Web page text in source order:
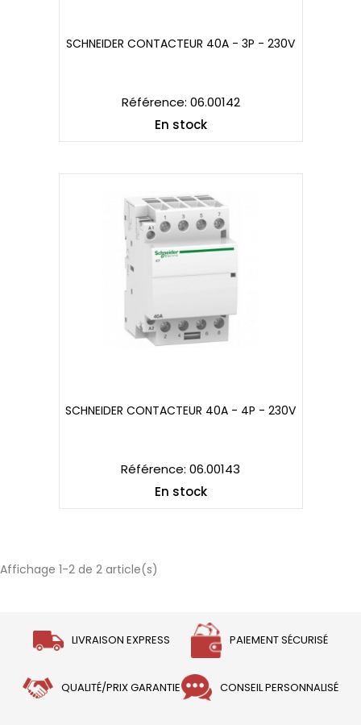
SCHNEIDER CONTACTEUR 40A - 3P - 230V
Référence: 06.00142
En stock
SCHNEIDER CONTACTEUR 40A - 4P - 230V
Référence: 06.00143
En stock
Affichage 1-2 de 2 article(s)
LIVRAISON EXPRESS PAIEMENT SÉCURISÉ
QUALITÉ/PRIX GARANTIE CONSEIL PERSONNALISÉ